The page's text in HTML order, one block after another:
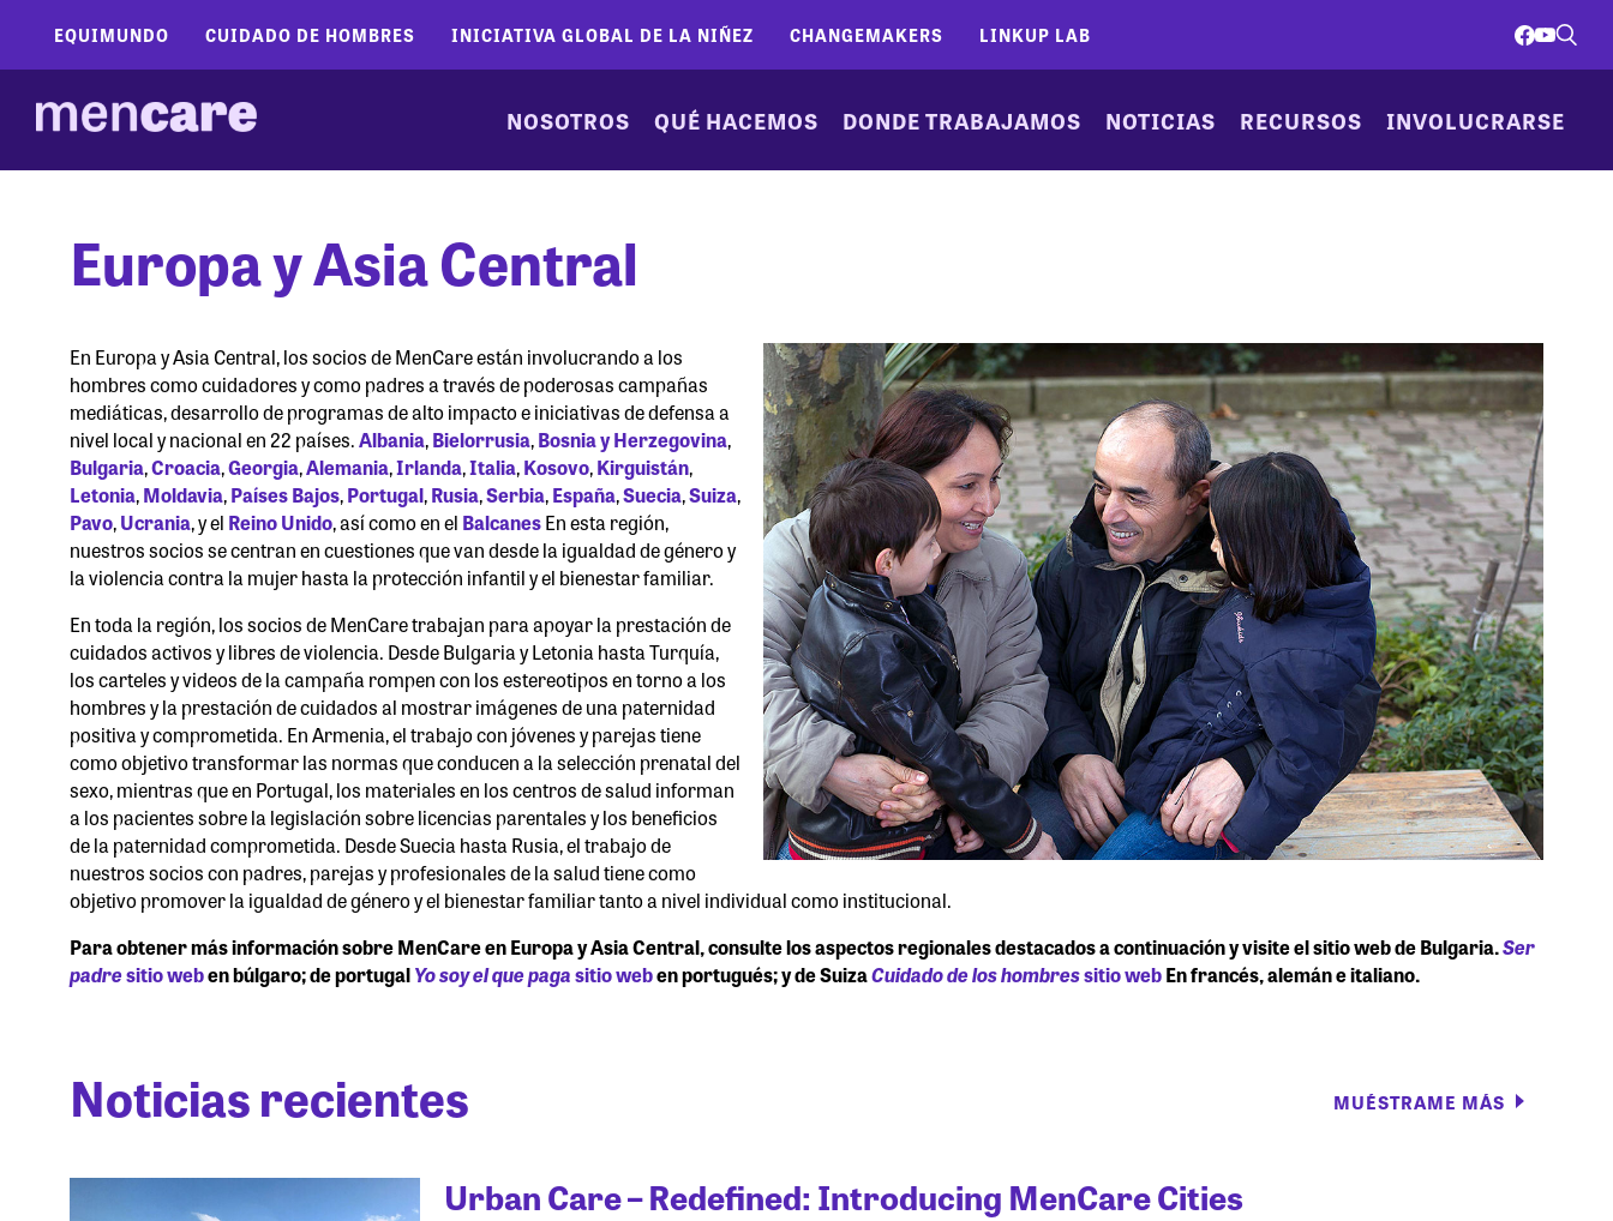
EQUIMUNDO CUIDADO DE HOMBRES INICIATIVA GLOBAL DE LA NIÑEZ CHANGEMAKERS LINKUP LAB
NOSOTROS QUÉ HACEMOS DONDE TRABAJAMOS NOTICIAS RECURSOS INVOLUCRARSE
Europa y Asia Central
En Europa y Asia Central, los socios de MenCare están involucrando a los
hombres como cuidadores y como padres a través de poderosas campañas
mediáticas, desarrollo de programas de alto impacto e iniciativas de defensa a
nivel local y nacional en 22 países.Albania,Bielorrusia,Bosnia y Herzegovina,
Bulgaria,Croacia,Georgia,Alemania,Irlanda,Italia,Kosovo,Kirguistán,
Letonia,Moldavia,Países Bajos,Portugal,Rusia,Serbia,España,Suecia,Suiza,
Pavo,Ucrania, y el Reino Unido, así como en el BalcanesEn esta región,
nuestros socios se centran en cuestiones que van desde la igualdad de género y
la violencia contra la mujer hasta la protección infantil y el bienestar familiar.
En toda la región, los socios de MenCare trabajan para apoyar la prestación de
cuidados activos y libres de violencia. Desde Bulgaria y Letonia hasta Turquía,
los carteles y videos de la campaña rompen con los estereotipos en torno a los
hombres y la prestación de cuidados al mostrar imágenes de una paternidad
positiva y comprometida. En Armenia, el trabajo con jóvenes y parejas tiene
como objetivo transformar las normas que conducen a la selección prenatal del
sexo, mientras que en Portugal, los materiales en los centros de salud informan
a los pacientes sobre la legislación sobre licencias parentales y los beneficios
de la paternidad comprometida. Desde Suecia hasta Rusia, el trabajo de
nuestros socios con padres, parejas y profesionales de la salud tiene como
objetivo promover la igualdad de género y el bienestar familiar tanto a nivel individual como institucional.
Para obtener más información sobre MenCare en Europa y Asia Central, consulte los aspectos regionales destacados a continuación y visite el sitio web de Bulgaria.Ser
padresitio weben búlgaro; de portugalYo soy el que pagasitio weben portugués; y de SuizaCuidado de los hombressitio webEn francés, alemán e italiano.
Noticias recientes MUÉSTRAME MÁS
Urban Care – Redefined: Introducing MenCare Cities